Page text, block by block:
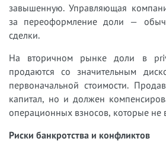
завышенную. Управляющая
за переоформление доли —
сделки.
На вторичном рынке доли в
продаются со значительным
первоначальной стоимости.
капитал, но и должен
операционных взносов, которые не
Риски банкротства и конфликтов